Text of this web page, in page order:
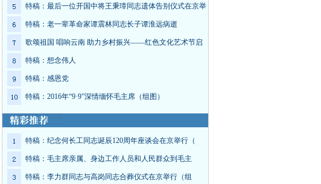
特稿：最后一位开国中将王秉璋同志遗体告别仪式在京举
特稿：老一辈革命家谭震林同志长子谭淮远病逝
歌颂祖国 唱响云南 助力乡村振兴——红色文化艺术节启
特稿：想念伟人
特稿：感恩党
特稿：2016年“9·9”深情缅怀毛主席（组图）
特稿：纪念何长工同志诞辰120周年座谈会在京举行（
特稿：毛主席亲属、身边工作人员和人民群众到毛主
特稿：李力群同志与高岗同志合葬仪式在京举行（组